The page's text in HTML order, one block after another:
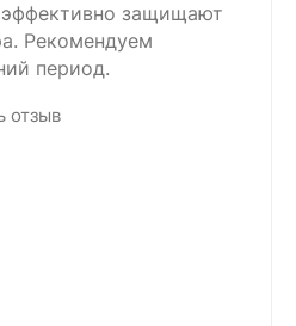
защищают
Рекомендуем
период.
отзыв